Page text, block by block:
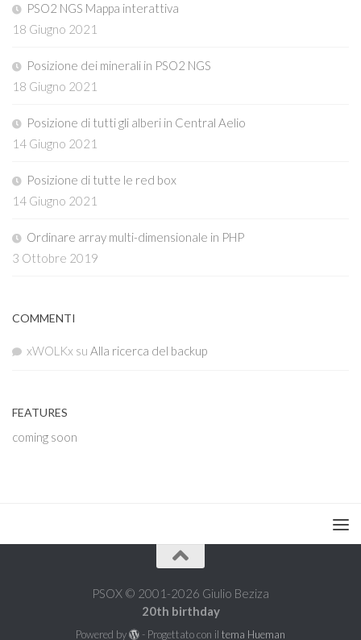
PSO2 NGS Mappa interattiva
18 Giugno 2021
Posizione dei minerali in PSO2 NGS
18 Giugno 2021
Posizione di tutti gli alberi in Central Aelio
14 Giugno 2021
Posizione di tutte le red box
14 Giugno 2021
Ordinare array multi-dimensionale in PHP
3 Ottobre 2019
COMMENTI
xWOLKx su Alla ricerca del backup
FEATURES
coming soon
PSOX © 2001-2026 Giulio Beziza
20th birthday
Powered by - Progettato con iltema Hueman